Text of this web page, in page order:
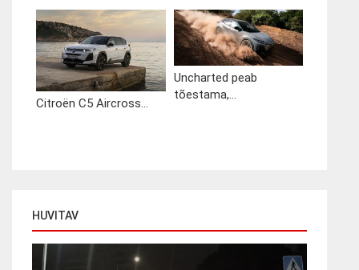
Citroën C5 Aircross...
Uncharted peab
tõestama,...
HUVITAV